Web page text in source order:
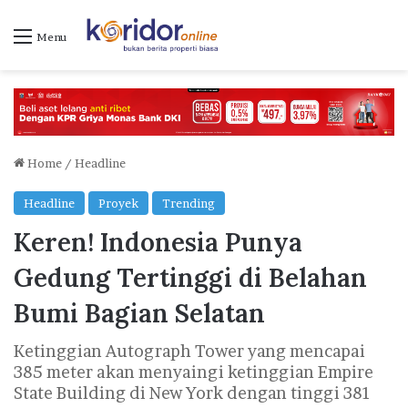
Menu
Home / Headline
Headline Proyek Trending
Keren! Indonesia Punya
Gedung Tertinggi di Belahan
Bumi Bagian Selatan
Ketinggian Autograph Tower yang mencapai
385 meter akan menyaingi ketinggian Empire
State Building di New York dengan tinggi 381